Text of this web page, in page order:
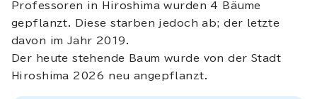
Professoren in Hiroshima wurden 4 Bäume
gepflanzt. Diese starben jedoch ab; der letzte
davon im Jahr 2019.
Der heute stehende Baum wurde von der Stadt
Hiroshima 2026 neu angepflanzt.